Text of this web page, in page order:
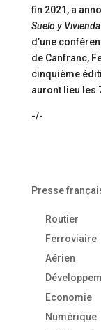
fin 2021, a
Suelo y
d’une
de Canfranc,
cinquième
auront lieu les
-/-
Presse
Routier
Ferroviaire
Aérien
Economie
Numérique